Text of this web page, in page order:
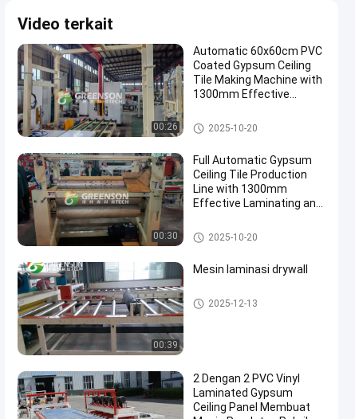
Video terkait
00:26
Automatic 60x60cm PVC
Coated Gypsum Ceiling
Tile Making Machine with
1300mm Effective
Sq.m/year Capacity
Gipsum Ceiling Tile Line Produ
ksi
2025-10-20
00:30
Full Automatic Gypsum
Ceiling Tile Production
Line with 1300mm
Effective Laminating and
Capacity
Gipsum Ceiling Tile Line Produ
ksi
2025-10-20
00:39
Mesin laminasi drywall
Gipsum Ceiling Tile Line Produ
ksi
2025-12-13
2 Dengan 2 PVC Vinyl
Laminated Gypsum
Ceiling Panel Membuat